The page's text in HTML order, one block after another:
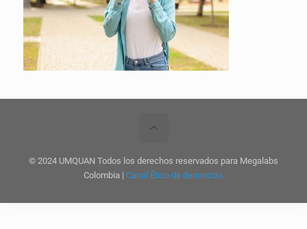
© 2024 UMQUAN Todos los derechos reservados para Megalabs
Colombia | Canal Ético de denuncias